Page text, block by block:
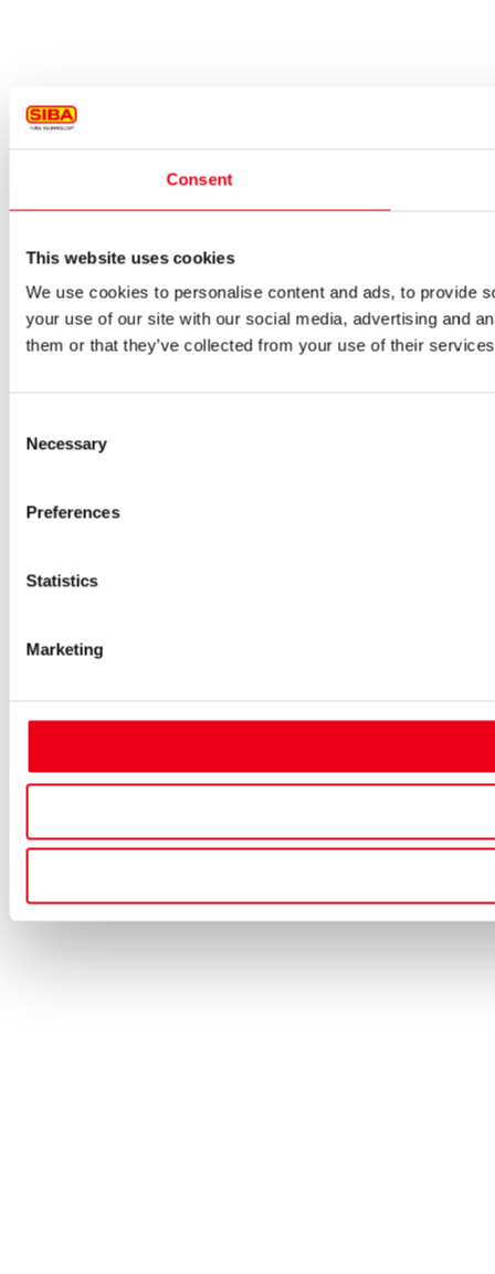
Consent
This website uses cookies
We use cookies to personalise content and ads, to provide
your use of our site with our social media, advertising and
them or that they’ve collected from your use of their
Selection
Necessary
Preferences
Statistics
Marketing